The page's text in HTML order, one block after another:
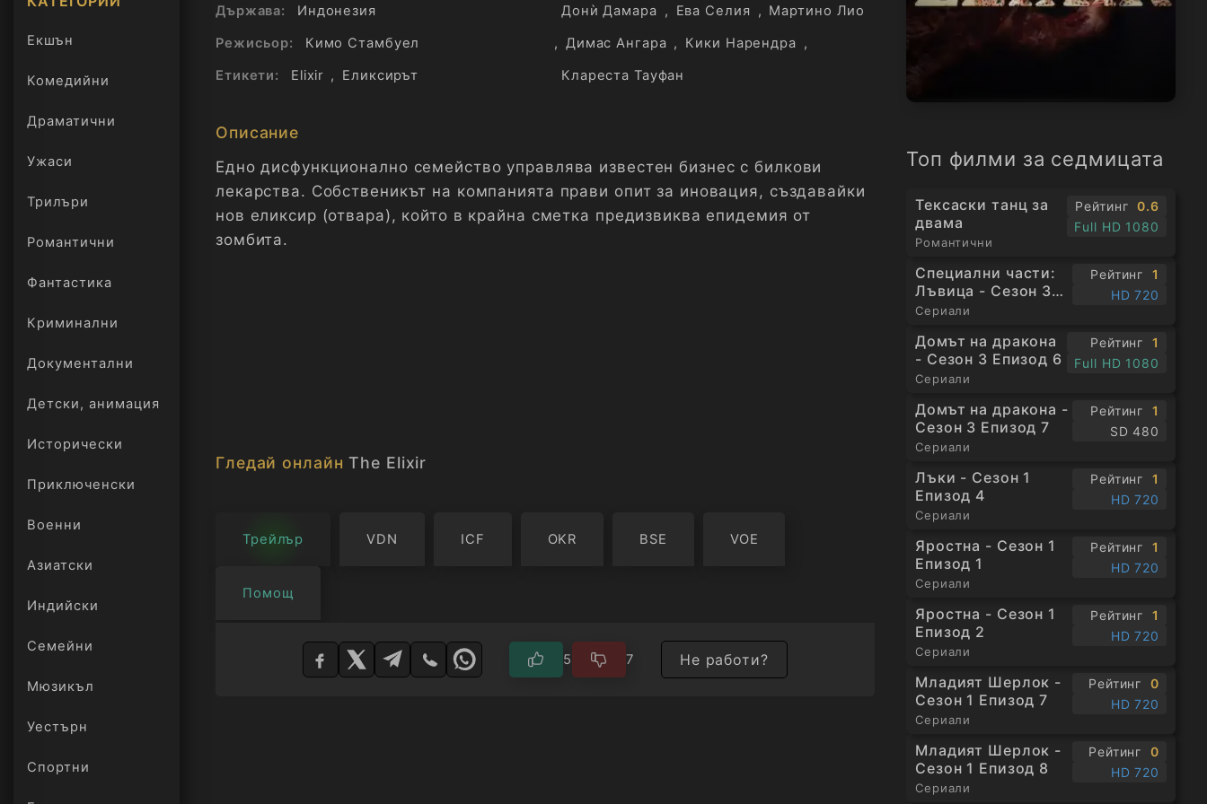
Екшън
Комедийни
Драматични
Ужаси
Трилъри
онлайн
Романтични
Фантастика
Криминални
Документални
Детски, анимация
Исторически
Приключенски
Военни
Азиатски
Индийски
Семейни
Мюзикъл
Уестърн
Спортни
Топ филми за седмицата
Тексаски танц за
двама
Романтични
Рейтинг
0.6
Full HD 1080
Специални части:
Лъвица - Сезон 3
Епизод 1
Сериали
Рейтинг
1
HD 720
Домът на дракона
- Сезон 3 Епизод 6
Сериали
Рейтинг
1
Full HD 1080
Домът на дракона -
Сезон 3 Епизод 7
Сериали
Рейтинг
1
SD 480
Лъки - Сезон 1
Епизод 4
Сериали
Рейтинг
1
HD 720
Яростна - Сезон 1
Епизод 1
Сериали
Рейтинг
1
HD 720
Яростна - Сезон 1
Епизод 2
Сериали
Рейтинг
1
HD 720
Младият Шерлок -
Сезон 1 Епизод 7
Сериали
Рейтинг
0
HD 720
Младият Шерлок -
Сезон 1 Епизод 8
Сериали
Рейтинг
0
HD 720
Държава:
Индонезия
Режисьор:
Кимо Стамбуел
Етикети:
Elixir , Еликсирът
Донѝ Дамара , Ева Селия , Мартино Лио
, Димас Ангара , Кики Нарендра ,
Клареста Тауфан
Описание
Едно дисфункционално семейство управлява известен бизнес с билкови
лекарства. Собственикът на компанията прави опит за иновация, създавайки
нов еликсир (отвара), който в крайна сметка предизвиква епидемия от
зомбита.
Гледай онлайнThe Elixir
Трейлър VDN ICF OKR BSE VOE
Помощ
5 7 Не работи?